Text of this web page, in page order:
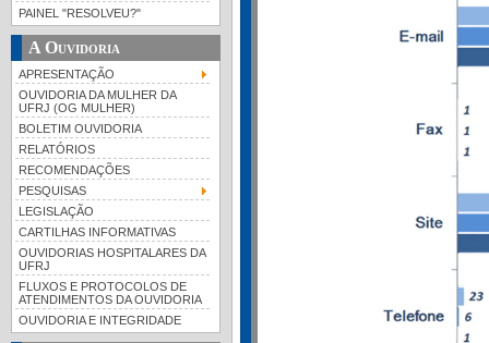
PAINEL "RESOLVEU?"
A Ouvidoria
APRESENTAÇÃO
OUVIDORIA DA MULHER DA
UFRJ (OG MULHER)
BOLETIM OUVIDORIA
RELATÓRIOS
RECOMENDAÇÕES
PESQUISAS
LEGISLAÇÃO
CARTILHAS INFORMATIVAS
OUVIDORIAS HOSPITALARES DA
UFRJ
FLUXOS E PROTOCOLOS DE
ATENDIMENTOS DA OUVIDORIA
OUVIDORIA E INTEGRIDADE